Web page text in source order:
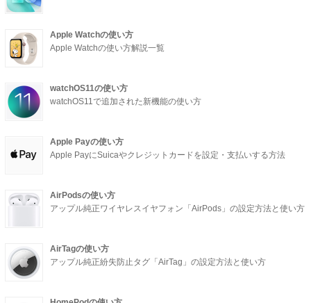
Apple Watchの使い方
Apple Watchの使い方解説一覧
watchOS11の使い方
watchOS11で追加された新機能の使い方
Apple Payの使い方
Apple PayにSuicaやクレジットカードを設定・支払いする方法
AirPodsの使い方
アップル純正ワイヤレスイヤフォン「AirPods」の設定方法と使い方
AirTagの使い方
アップル純正紛失防止タグ「AirTag」の設定方法と使い方